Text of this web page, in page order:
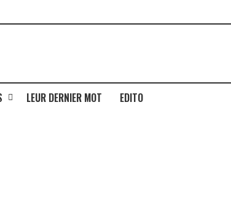
LEUR DERNIER MOT EDITO